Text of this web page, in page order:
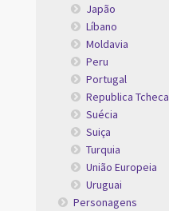
Japão
Líbano
Moldavia
Peru
Portugal
Republica Tcheca
Suécia
Suiça
Turquia
União Europeia
Uruguai
Personagens